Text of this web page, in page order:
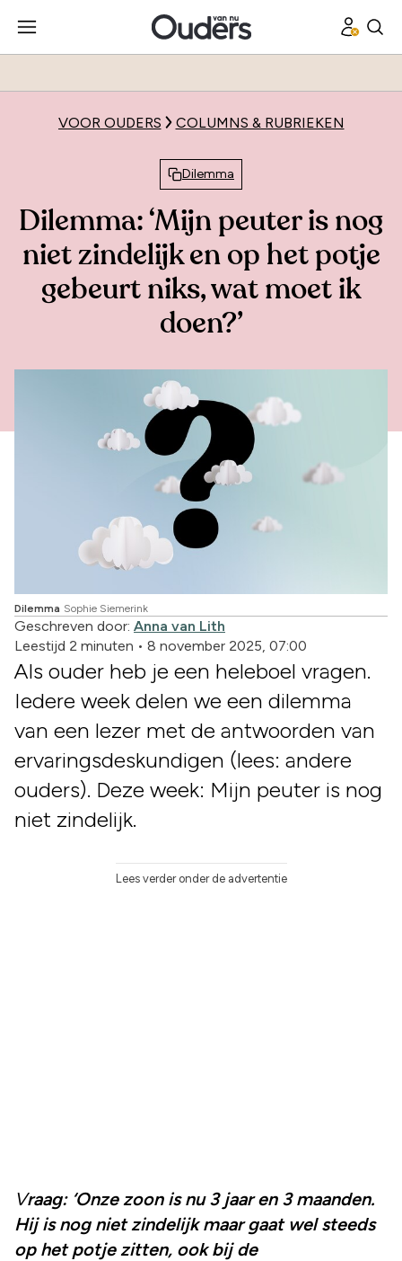
VOOR OUDERS COLUMNS & RUBRIEKEN
Dilemma
Dilemma: ‘Mijn peuter is nog
niet zindelijk en op het potje
gebeurt niks, wat moet ik
doen?’
Dilemma Sophie Siemerink
Geschreven door: Anna van Lith
Leestijd 2 minuten • 8 november 2025, 07:00
Als ouder heb je een heleboel vragen.
Iedere week delen we een dilemma
van een lezer met de antwoorden van
ervaringsdeskundigen (lees: andere
ouders). Deze week: Mijn peuter is nog
niet zindelijk.
Lees verder onder de advertentie
Vraag: ‘Onze zoon is nu 3 jaar en 3 maanden.
Hij is nog niet zindelijk maar gaat wel steeds
op het potje zitten, ook bij de